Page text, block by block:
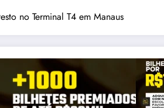
no Terminal T4 em Manaus